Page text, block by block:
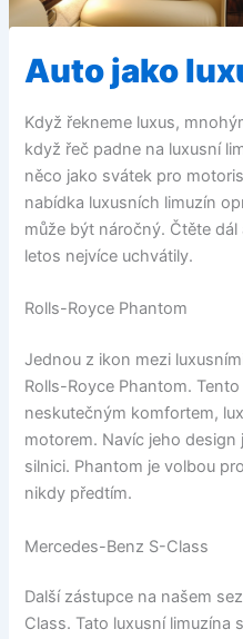
Auto jako
Když řekneme luxus,
když řeč padne na luxusní
něco jako svátek pro
nabídka luxusních limuzín
může být náročný. Čtěte
letos nejvíce uchvátily.
Rolls-Royce Phantom
Jednou z ikon mezi
Rolls-Royce Phantom.
neskutečným komfortem,
motorem. Navíc jeho
silnici. Phantom je volbou
nikdy předtím.
Mercedes-Benz S-Class
Další zástupce na našem
Class. Tato luxusní limuzína